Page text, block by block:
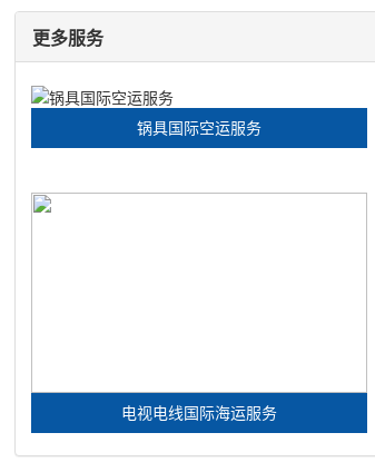
更多服务
锅具国际空运服务
电视电线国际海运服务